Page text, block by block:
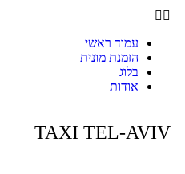
עמוד ראשי
הזמנת מונית
בלוג
אודות
TAXI TEL-AVIV